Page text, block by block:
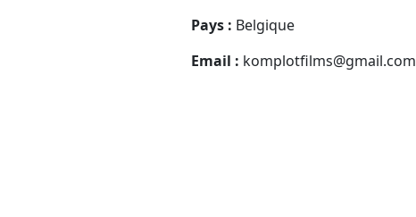
Pays : Belgique
Email : komplotfilms@gmail.com